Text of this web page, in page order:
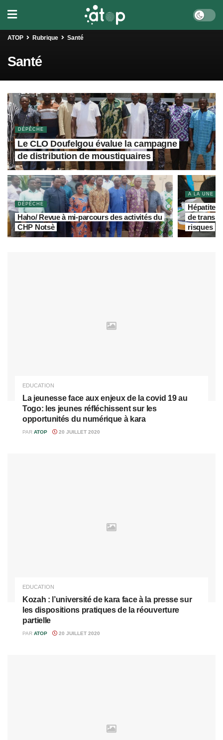
ATOP Rubrique Santé
Santé
DÉPÊCHE
Le CLO Doufelgou évalue la campagne
de distribution de moustiquaires
DÉPÊCHE
Haho/ Revue à mi-parcours des activités du
CHP Notsè
A LA UNE
Hépatites
de
risques
EDUCATION
La jeunesse face aux enjeux de la covid 19 au
Togo: les jeunes réfléchissent sur les
opportunités du numérique à kara
PAR ATOP 20 JUILLET 2020
EDUCATION
Kozah : l’université de kara face à la presse sur
les dispositions pratiques de la réouverture
partielle
PAR ATOP 20 JUILLET 2020